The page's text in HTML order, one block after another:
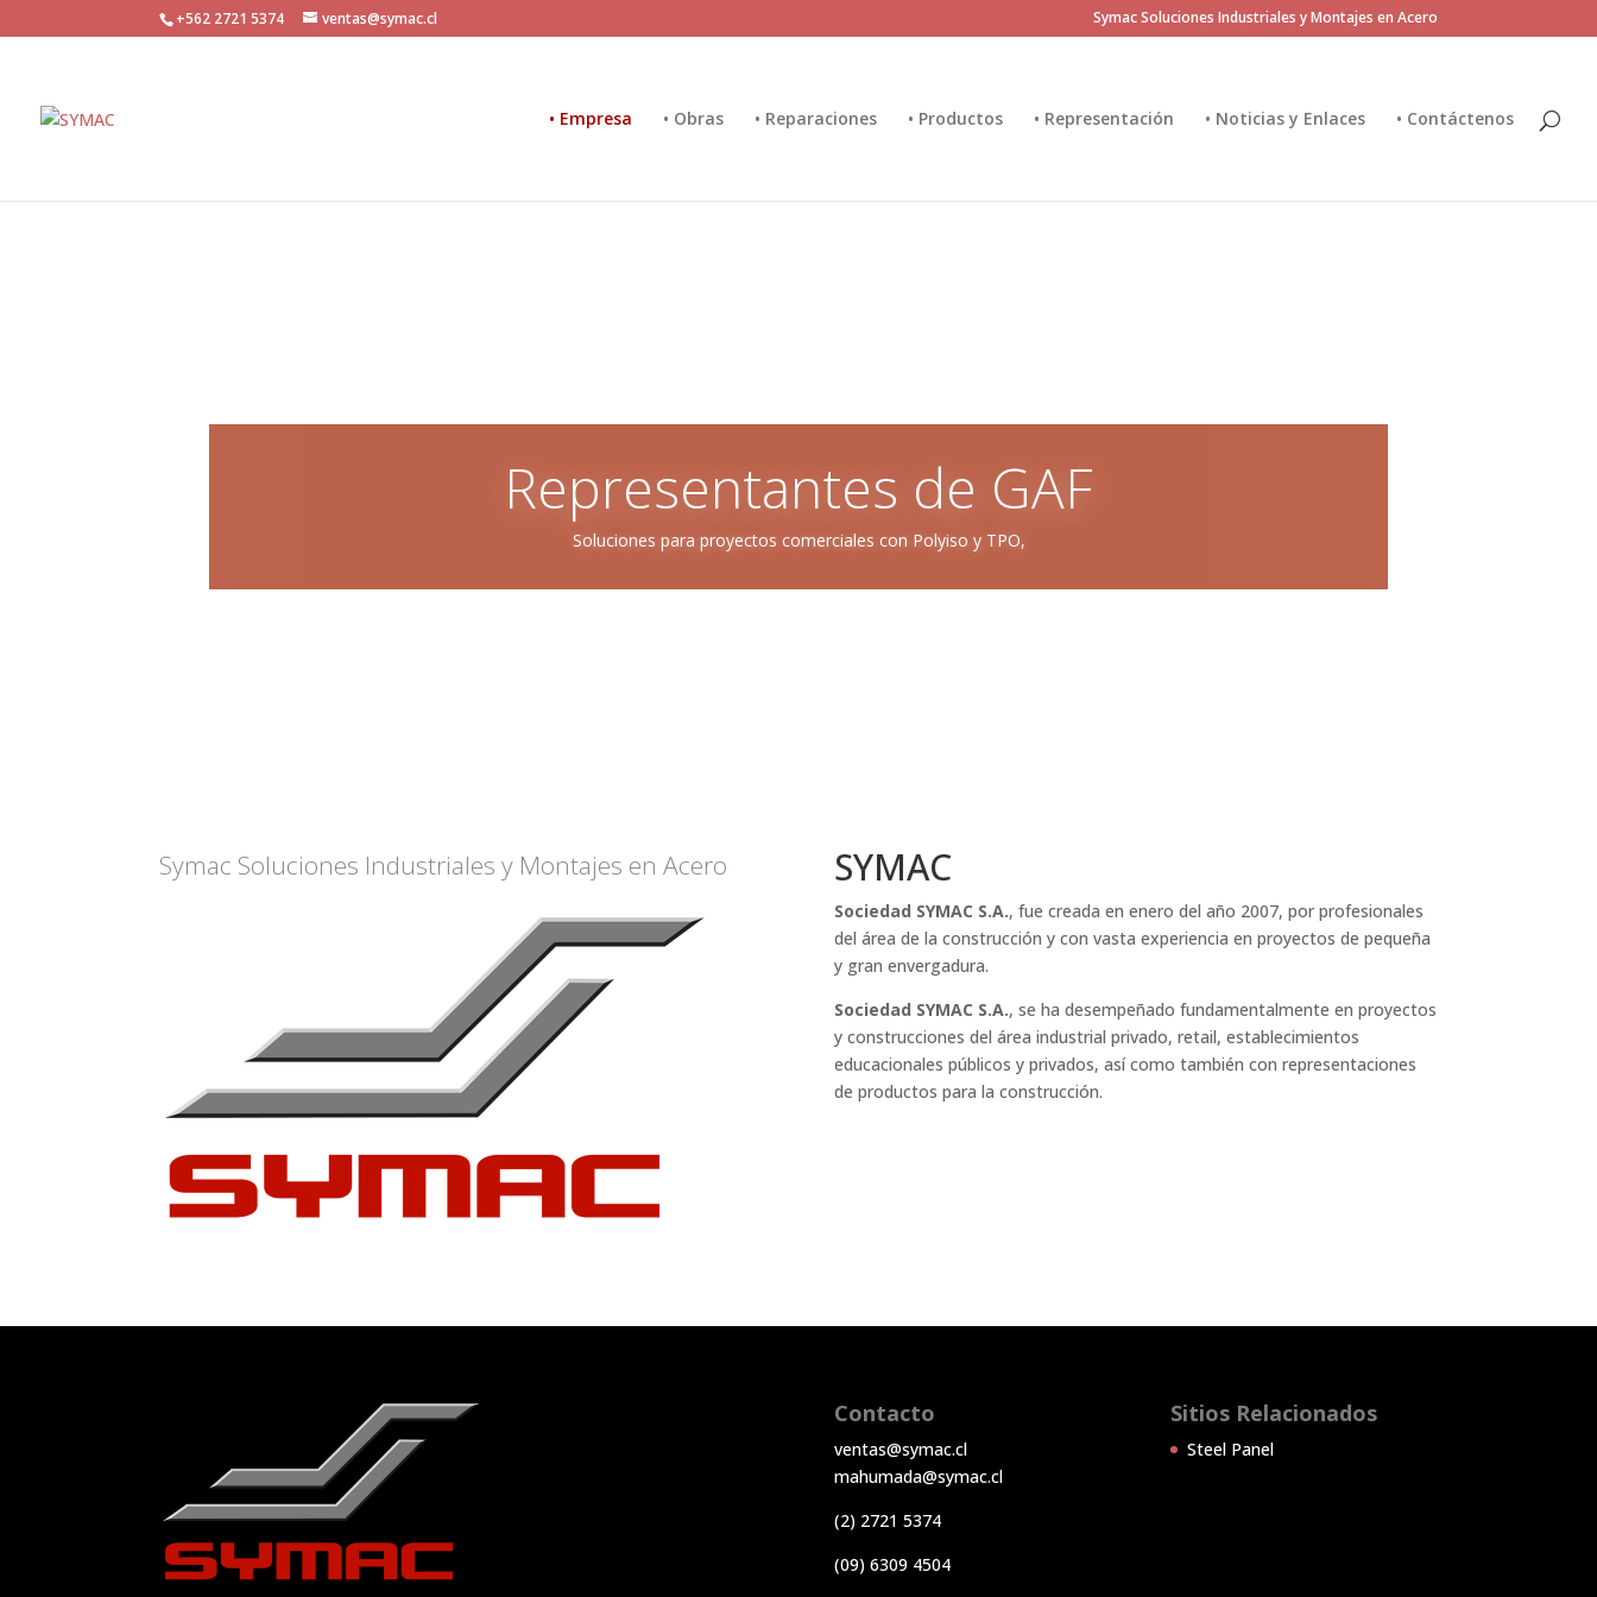
+562 2721 5374 ventas@symac.cl Symac Soluciones Industriales y Montajes en Acero
• Empresa • Obras • Reparaciones • Productos • Representación • Noticias y Enlaces • Contáctenos
Representantes de GAF
Soluciones para proyectos comerciales con Polyiso y TPO,
Symac Soluciones Industriales y Montajes en Acero SYMAC
Sociedad SYMAC S.A., fue creada en enero del año 2007, por profesionales
del área de la construcción y con vasta experiencia en proyectos de pequeña
y gran envergadura.
Sociedad SYMAC S.A., se ha desempeñado fundamentalmente en proyectos
y construcciones del área industrial privado, retail, establecimientos
educacionales públicos y privados, así como también con representaciones
de productos para la construcción.
Contacto
ventas@symac.cl
mahumada@symac.cl
(2) 2721 5374
(09) 6309 4504
Sitios Relacionados
Steel Panel